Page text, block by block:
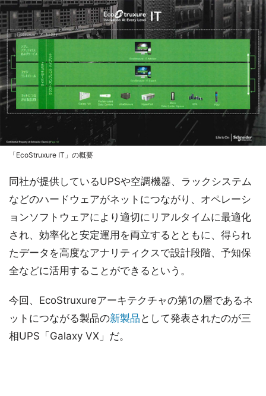
「EcoStruxure IT」の概要
同社が提供しているUPSや空調機器、ラックシステム
などのハードウェアがネットにつながり、オペレーシ
ョンソフトウェアにより適切にリアルタイムに最適化
され、効率化と安定運用を両立するとともに、得られ
たデータを高度なアナリティクスで設計段階、予知保
全などに活用することができるという。
今回、EcoStruxureアーキテクチャの第1の層であるネ
ットにつながる製品の新製品 として発表されたのが三
相UPS「Galaxy VX」だ。